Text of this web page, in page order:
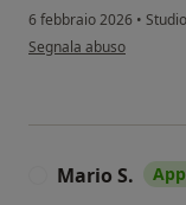
6 febbraio 2026 •
secondo l'opinione
Segnala abuso
Mario S.